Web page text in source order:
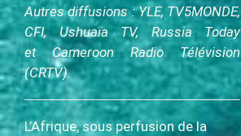
Autres diffusions : YLE, TV5MONDE,
CFI, Ushuaïa TV, Russia Today
et Cameroon Radio Télévision
(CRTV).
L’Afrique, sous perfusion de la